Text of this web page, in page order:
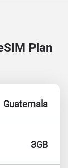
Plan
Guatemala
3GB